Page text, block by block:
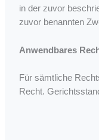
in der zuvor
zuvor benannten
Anwendbares
Für sämtliche
Recht.